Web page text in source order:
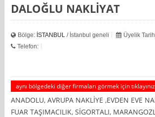
DALOĞLU NAKLİYAT
Bölge: İSTANBUL / İstanbul geneli
Üyelik
Telefon:
aynı bölgedeki diğer firmaları görmek için
ANADOLU, AVRUPA NAKLİYE ,EVDEN EVE
FUAR TAŞIMACILIK, SİGORTALI,